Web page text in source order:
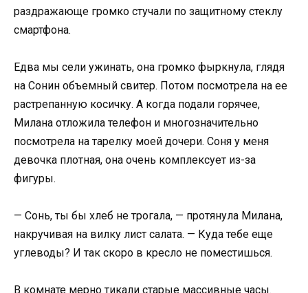
раздражающе громко стучали по защитному стеклу
смартфона.
Едва мы сели ужинать, она громко фыркнула, глядя
на Сонин объемный свитер. Потом посмотрела на ее
растрепанную косичку. А когда подали горячее,
Милана отложила телефон и многозначительно
посмотрела на тарелку моей дочери. Соня у меня
девочка плотная, она очень комплексует из-за
фигуры.
— Сонь, ты бы хлеб не трогала, — протянула Милана,
накручивая на вилку лист салата. — Куда тебе еще
углеводы? И так скоро в кресло не поместишься.
В комнате мерно тикали старые массивные часы.